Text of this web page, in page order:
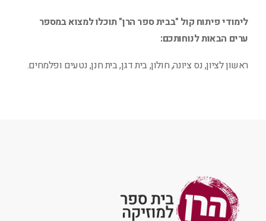
לימודי פיתוח קול "בבית ספר הרן" תוכלו למצוא במספר
ערים הבאות לנוחותכם:
ראשון לציון, נס ציונה, חולון, בית דגן, בית חנן, נטעים ופלמחים.